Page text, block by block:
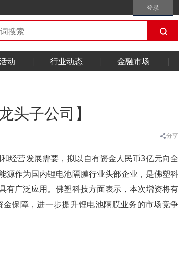
登录
动 行业动态 金融市场
头子公司】
分享
经营发展需要，拟以自有资金人民币3亿元向全
源作为国内锂电池隔膜行业头部企业，是佛塑科
有广泛应用。佛塑科技方面表示，本次增资将有
保障，进一步提升锂电池隔膜业务的市场竞争